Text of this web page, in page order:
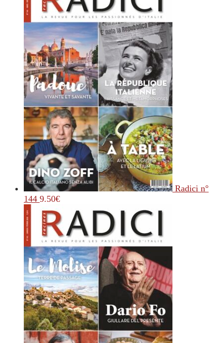
Radici n°
144 9.50€